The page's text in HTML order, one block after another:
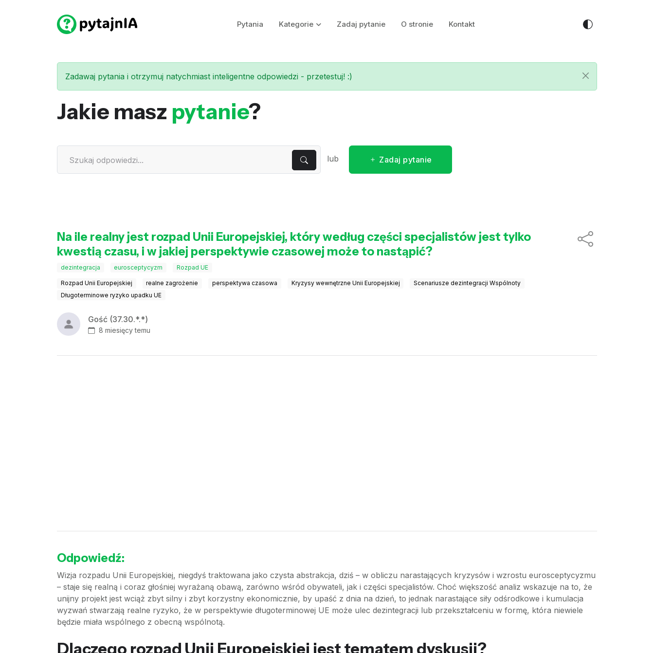
Pytania Kategorie Zadaj pytanie O stronie Kontakt
Zadawaj pytania i otrzymuj natychmiast inteligentne odpowiedzi - przetestuj! :)
Jakie masz pytanie?
lub Zadaj pytanie
Na ile realny jest rozpad Unii Europejskiej, który według części specjalistów jest tylko
kwestią czasu, i w jakiej perspektywie czasowej może to nastąpić?
dezintegracja eurosceptycyzm Rozpad UE
Rozpad Unii Europejskiej realne zagrożenie perspektywa czasowa Kryzysy wewnętrzne Unii Europejskiej
Scenariusze dezintegracji Wspólnoty
Długoterminowe ryzyko upadku UE
Gość (37.30.*.*)
8 miesięcy temu
Odpowiedź:
Wizja rozpadu Unii Europejskiej, niegdyś traktowana jako czysta abstrakcja, dziś – w obliczu narastających kryzysów i wzrostu eurosceptycyzmu
– staje się realną i coraz głośniej wyrażaną obawą, zarówno wśród obywateli, jak i części specjalistów. Choć większość analiz wskazuje na to, że
unijny projekt jest wciąż zbyt silny i zbyt korzystny ekonomicznie, by upaść z dnia na dzień, to jednak narastające siły odśrodkowe i kumulacja
wyzwań stwarzają realne ryzyko, że w perspektywie długoterminowej UE może ulec dezintegracji lub przekształceniu w formę, która niewiele
będzie miała wspólnego z obecną wspólnotą.
Dlaczego rozpad Unii Europejskiej jest tematem dyskusji?